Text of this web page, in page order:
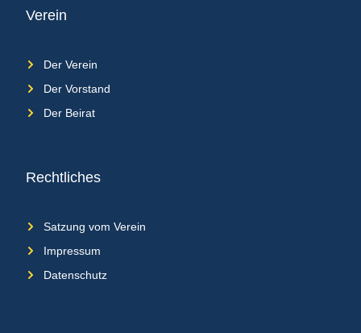
Rechtliches
Satzung vom Verein
Impressum
Datenschutz
Verein
Der Verein
Der Vorstand
Der Beirat